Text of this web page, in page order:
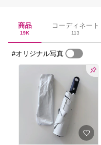
商品
19K
コーディネート
113
#オリジナル写真